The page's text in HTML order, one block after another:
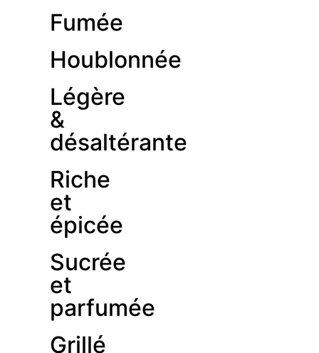
Fumée
Houblonnée
Légère
&
désaltérante
Riche
et
épicée
Sucrée
et
parfumée
Grillé